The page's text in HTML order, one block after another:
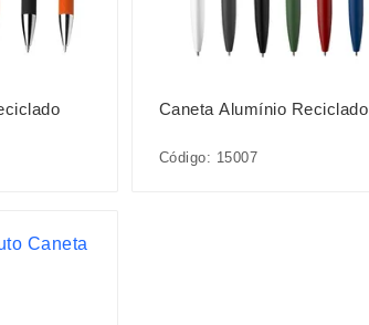
Caneta Alumínio Reciclado
Código: 15007